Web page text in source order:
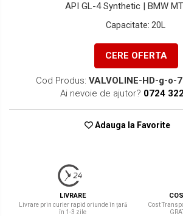
API GL-4 Synthetic | BMW
Capacitate: 20L
CERE OFERTA
Cod Produs: VALVOLINE-HD-g-o-
Ai nevoie de ajutor? 0724
Adauga la Favorite
LIVRARE
Livrare prin curier rapid oriunde în țară
în 1-3 zile
Cost